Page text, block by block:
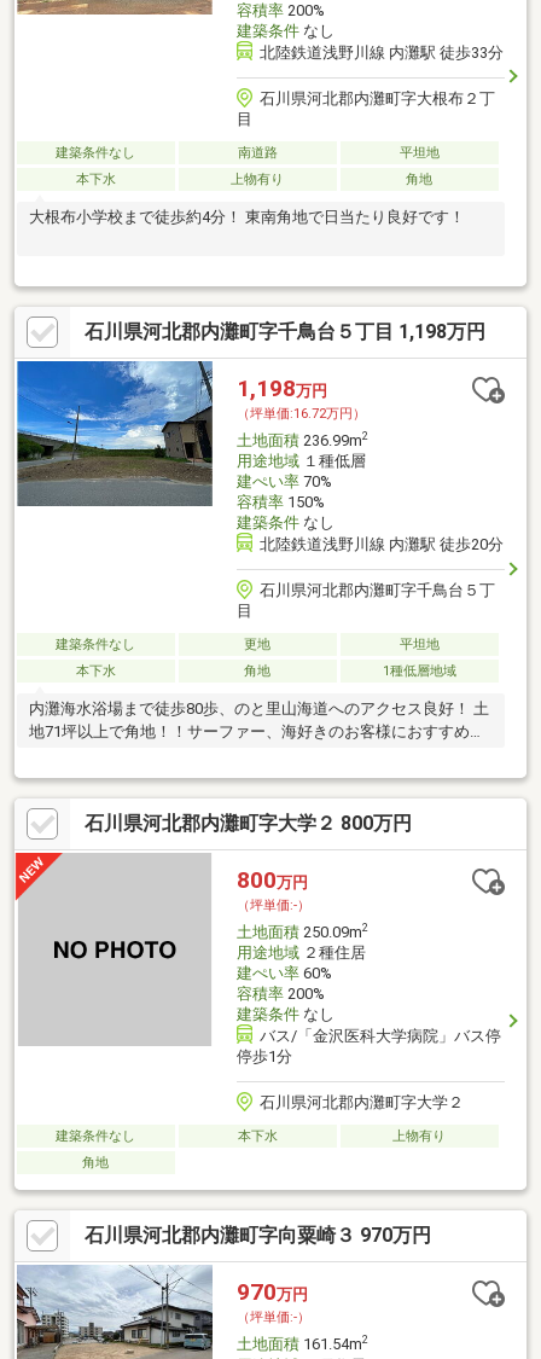
容積率200%
建築条件なし
北陸鉄道浅野川線 内灘駅 徒歩33分
石川県河北郡内灘町字大根布２丁
目
建築条件なし 南道路
平坦地
本下水
上物有り 角地
大根布小学校まで徒歩約4分！ 東南角地で日当たり良好です！
石川県河北郡内灘町字千鳥台５丁目 1,198万円
1,198万円
（坪単価:16.72万円）
土地面積236.99m2
用途地域１種低層
建ぺい率70%
容積率150%
建築条件なし
北陸鉄道浅野川線 内灘駅 徒歩20分
石川県河北郡内灘町字千鳥台５丁
目
建築条件なし 更地
平坦地
本下水
角地 1種低層地域
内灘海水浴場まで徒歩80歩、のと里山海道へのアクセス良好！ 土
地71坪以上で角地！！サーファー、海好きのお客様におすすめで
石川県河北郡内灘町字大学２ 800万円
800万円
（坪単価:-）
土地面積250.09m2
用途地域２種住居
建ぺい率60%
容積率200%
建築条件なし
バス/「金沢医科大学病院」バス停
停歩1分
石川県河北郡内灘町字大学２
建築条件なし 本下水
上物有り
角地
石川県河北郡内灘町字向粟崎３ 970万円
970万円
（坪単価:-）
土地面積161.54m2